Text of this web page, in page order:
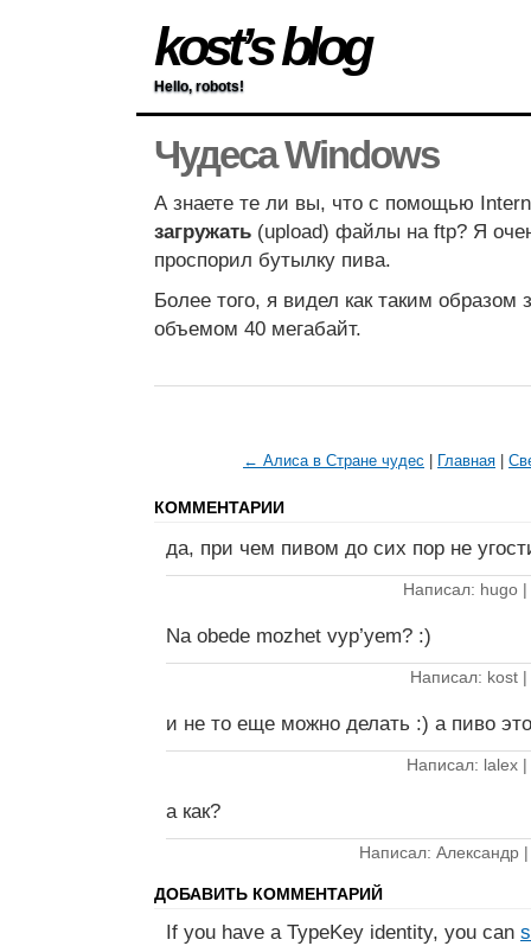
kost’s blog
Hello, robots!
Чудеса Windows
А знаете те ли вы, что с помощью
загружать (upload) файлы на ftp? Я
проспорил бутылку пива.
Более того, я видел как таким
объемом 40 мегабайт.
← Алиса в Стране чудес Главная
КОММЕНТАРИИ
да, при чем пивом до сих пор не
Написал: hugo |
Na obede mozhet vyp’yem? :)
Написал: kost |
и не то еще можно делать :) а пиво
Написал: lalex |
а как?
Написал: Александр
ДОБАВИТЬ КОММЕНТАРИЙ
If you have a TypeKey identity, you can